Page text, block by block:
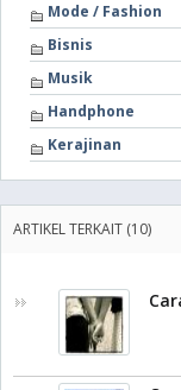
Mode / Fashion
Bisnis
Musik
Handphone
Kerajinan
ARTIKEL TERKAIT (10)